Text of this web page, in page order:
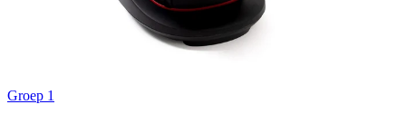
Groep 1